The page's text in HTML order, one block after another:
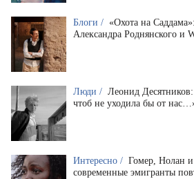
Блоги / «Охота на
Александра Роднянского и
Люди / Леонид Десятников:
чтоб не уходила бы от
Интересно / Гомер, Нолан
современные эмигранты